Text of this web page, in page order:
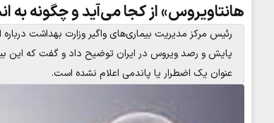
هانتاویروس» از کجا می‌آید و چگونه
رئیس مرکز مدیریت بیماری‌های واگیر وزارت بهداشت درباره
پایش و رصد ویروس در ایران توضیح داد و گفت که این
عنوان یک اضطرار یا پاندمی اعلام نشده است.